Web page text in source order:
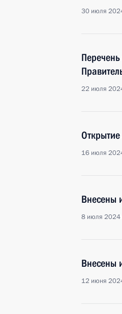
30 июля
22 июля
16 июля
Внесены
8 июля 2024
Внесены
12 июня